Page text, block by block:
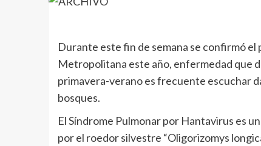
Durante este fin de semana se confirmó
Metropolitana este año, enfermedad que
primavera-verano es frecuente escuchar
bosques.
El Síndrome Pulmonar por Hantavirus es
por el roedor silvestre “Oligorizomys